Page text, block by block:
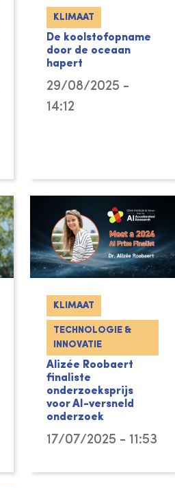
KLIMAAT
De koolstofopname
door de oceaan
hapert
29/08/2025 -
14:12
KLIMAAT
TECHNOLOGIE &
INNOVATIE
Alizée Roobaert
finaliste
onderzoeksprijs
voor AI-versneld
onderzoek
17/07/2025 - 11:53